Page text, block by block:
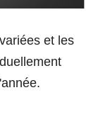
chercheurs
et les